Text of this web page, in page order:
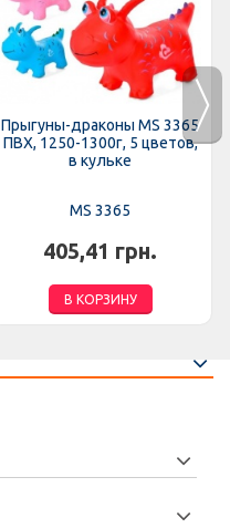
Прыгуны-драконы MS 3365
ПВХ, 1250-1300г, 5 цветов,
в кульке
MS 3365
405,41 грн.
В КОРЗИНУ